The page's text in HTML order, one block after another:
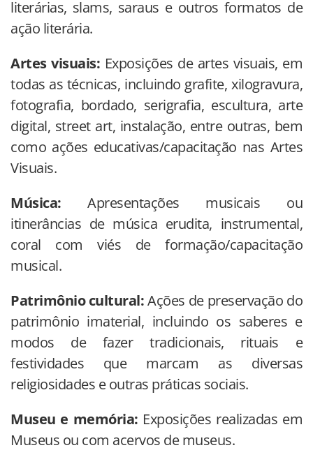
literárias, slams, saraus e outros formatos de
ação literária.
Artes visuais: Exposições de artes visuais, em
todas as técnicas, incluindo grafite, xilogravura,
fotografia, bordado, serigrafia, escultura, arte
digital, street art, instalação, entre outras, bem
como ações educativas/capacitação nas Artes
Visuais.
Música:Apresentações musicais ou
itinerâncias de música erudita, instrumental,
coral com viés de formação/capacitação
musical.
Patrimônio cultural:Ações de preservação do
patrimônio imaterial, incluindo os saberes e
modos de fazer tradicionais, rituais e
festividades que marcam as diversas
religiosidades e outras práticas sociais.
Museu e memória: Exposições realizadas em
Museus ou com acervos de museus.